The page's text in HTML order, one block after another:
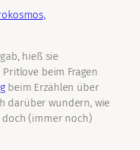
hieß sie
beim Fragen
beim Erzählen über
darüber wundern, wie
(immer noch)